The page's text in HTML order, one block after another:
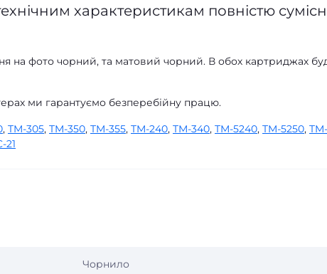
характеристикам повністю
на фото чорний, та матовий чорний. В обох картриджах
ми гарантуємо безперебійну працю.
, TM-305, TM-350, TM-355, TM-240, TM-340, TM-5240, TM-5250, TM-
21
Чорнило